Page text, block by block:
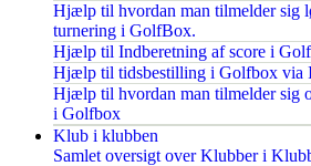
Hjælp til hvordan man tilmelder sig
turnering i GolfBox.
Hjælp til Indberetning af score i
Hjælp til tidsbestilling i Golfbox via
Hjælp til hvordan man tilmelder sig
i Golfbox
Klub i klubben
Samlet oversigt over Klubber i